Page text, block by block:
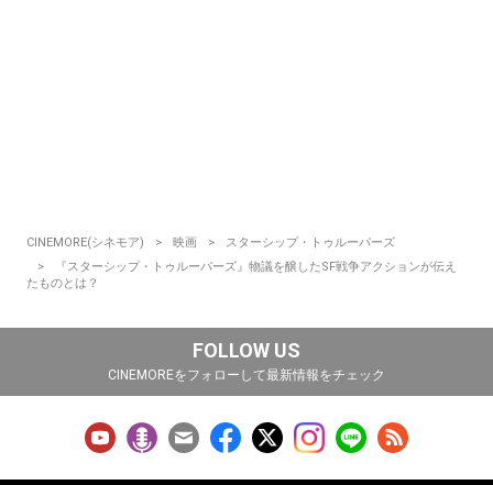
CINEMORE(シネモア) 映画
スターシップ・トゥルーパーズ
『スターシップ・トゥルーパーズ』物議を醸したSF戦争アクションが伝え
たものとは？
FOLLOW US
CINEMOREをフォローして最新情報をチェック